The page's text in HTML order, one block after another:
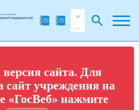
учреждение
медицинский
сайта. Для
сайт учреждения на
«ГосВеб» нажмите